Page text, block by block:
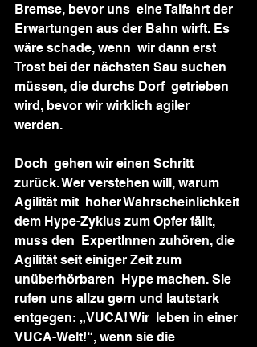
Bremse, bevor uns  eine Talfahrt der
Erwartungen aus der Bahn wirft. Es
wäre schade, wenn  wir dann erst
Trost bei der nächsten Sau suchen
müssen, die durchs Dorf  getrieben
wird, bevor wir wirklich agiler
werden.
Doch  gehen wir einen Schritt
zurück. Wer verstehen will, warum
Agilität mit  hoher Wahrscheinlichkeit
dem Hype-Zyklus zum Opfer fällt,
muss den  ExpertInnen zuhören, die
Agilität seit einiger Zeit zum
unüberhörbaren  Hype machen. Sie
rufen uns allzu gern und lautstark
entgegen: „VUCA! Wir  leben in einer
VUCA-Welt!“, wenn sie die